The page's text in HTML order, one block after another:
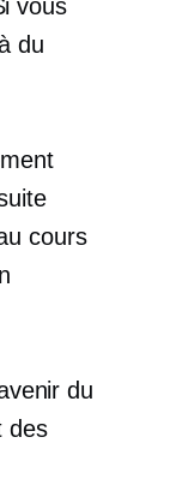
vous
du
cours
du
des